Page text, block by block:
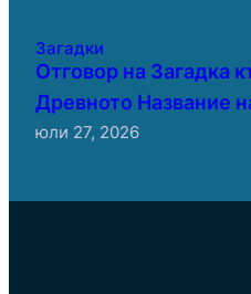
Загадки
Отговор на Загадка
Древното Название
юли 27, 2026